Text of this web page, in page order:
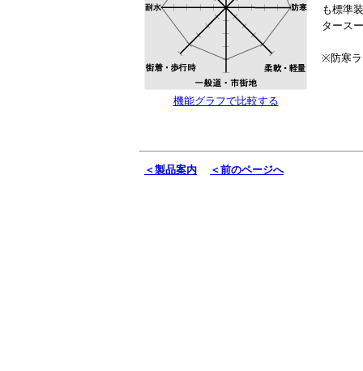
も標準
タース
※防寒ラ
機能グラフで比較する
＜製品案内 ＜前のページへ